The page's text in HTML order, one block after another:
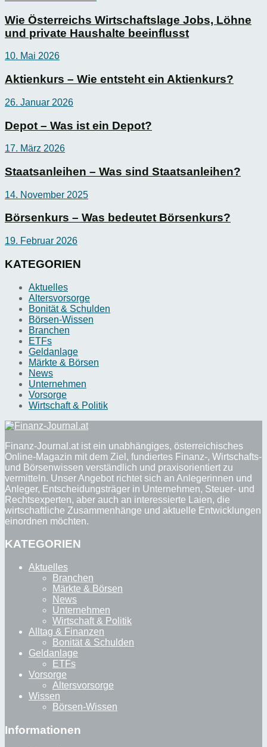
Wie Österreichs Wirtschaftslage Jobs, Löhne
und private Haushalte beeinflusst
10. Mai 2026
Aktienkurs – Wie entsteht ein Aktienkurs?
26. Januar 2026
Depot – Was ist ein Depot?
17. März 2026
Staatsanleihen – Was sind Staatsanleihen?
14. November 2025
Börsenkurs – Was bedeutet Börsenkurs?
19. Februar 2026
KATEGORIEN
Aktuelles
Altersvorsorge
Bonität & Schulden
Börsen-Wissen
Branchen
ETFs
Geldanlage
Märkte & Börsen
News
Unternehmen
Vorsorge
Wirtschaft & Politik
Finanz-Journal.at ist ein unabhängiges, österreichisches
Online-Magazin mit dem Ziel, fundiertes Finanz-, Wirtschafts-
und Börsenwissen verständlich und praxisorientiert zu
vermitteln. Unser Angebot richtet sich an Anlegerinnen und
Anleger, Entscheidungsträger in Unternehmen, Steuer- und
Rechtsexperten, aber auch an interessierte Laien, die
wirtschaftliche Zusammenhänge und aktuelle Entwicklungen
einordnen möchten.
KATEGORIEN
Aktuelles
Branchen
Märkte & Börsen
News
Unternehmen
Wirtschaft & Politik
Alltag & Finanzen
Bonität & Schulden
Geldanlage
ETFs
Vorsorge
Altersvorsorge
Wissen
Börsen-Wissen
Informationen